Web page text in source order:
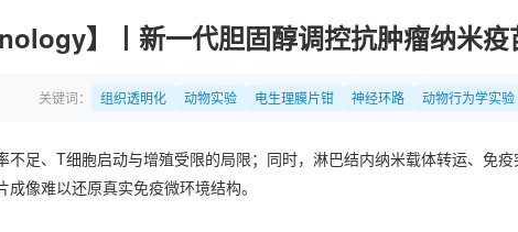
】丨新一代胆固醇调控抗肿瘤纳米疫
关键词 组织透明化 动物实验 电生理膜片钳 神经环路 动物行为学实验
足、T细胞启动与增殖受限的局限；同时，淋巴结内纳米载体转运、免疫
像难以还原真实免疫微环境结构。